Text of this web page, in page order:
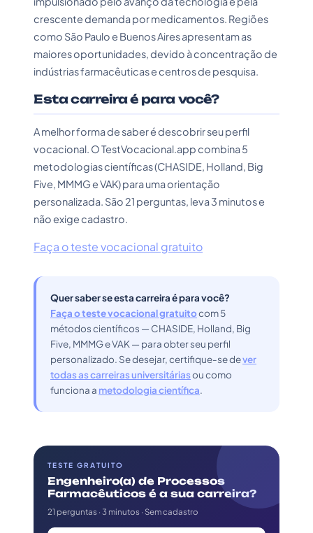
crescente demanda por medicamentos. Regiões
como São Paulo e Buenos Aires apresentam as
maiores oportunidades, devido à concentração de
indústrias farmacêuticas e centros de pesquisa.
Esta carreira é para você?
A melhor forma de saber é descobrir seu perfil
vocacional. O TestVocacional.app combina 5
metodologias científicas (CHASIDE, Holland, Big
Five, MMMG e VAK) para uma orientação
personalizada. São 21 perguntas, leva 3 minutos e
não exige cadastro.
Faça o teste vocacional gratuito
Quer saber se esta carreira é para você?
Faça o teste vocacional gratuitocom 5
métodos científicos — CHASIDE, Holland, Big
Five, MMMG e VAK — para obter seu perfil
personalizado. Se desejar, certifique-se dever
todas as carreiras universitáriasou como
funciona a metodologia científica.
TESTE GRATUITO
Engenheiro(a) de Processos
Farmacêuticos é a sua carreira?
21 perguntas · 3 minutos · Sem cadastro